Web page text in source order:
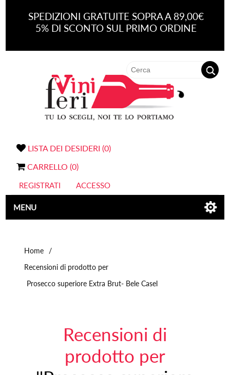
SPEDIZIONI GRATUITE SOPRA A 89,00€
5% DI SCONTO SUL PRIMO ORDINE
LISTA DEI DESIDERI (0)
CARRELLO (0)
REGISTRATI ACCESSO
MENU
Home
/
Recensioni di prodotto per
Prosecco superiore Extra Brut- Bele Casel
Recensioni di
prodotto per